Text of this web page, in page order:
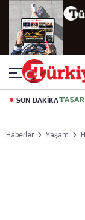
SON DAKİKA
Haberler Yaşam